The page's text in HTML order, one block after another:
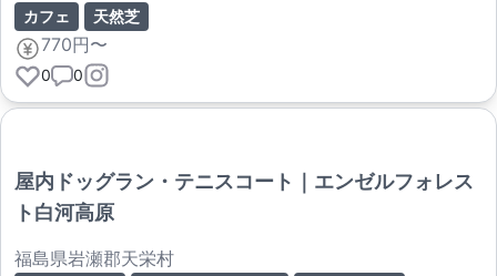
カフェ 天然芝
770円〜
0 0
屋内ドッグラン・テニスコート｜エンゼルフォレス
ト白河高原
福島県岩瀬郡天栄村